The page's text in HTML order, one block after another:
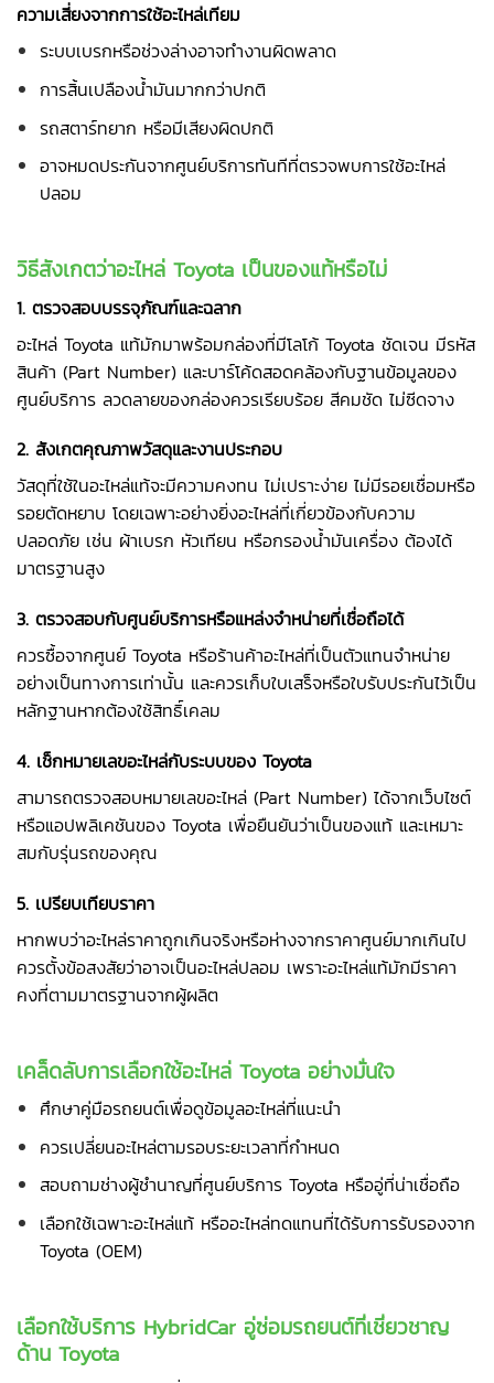
ความเสี่ยงจากการใช้อะไหล่เทียม
ระบบเบรกหรือช่วงล่างอาจทำงานผิดพลาด
การสิ้นเปลืองน้ำมันมากกว่าปกติ
รถสตาร์ทยาก หรือมีเสียงผิดปกติ
อาจหมดประกันจากศูนย์บริการทันทีที่ตรวจพบการใช้อะไหล่
ปลอม
วิธีสังเกตว่าอะไหล่ Toyota เป็นของแท้หรือไม่
1. ตรวจสอบบรรจุภัณฑ์และฉลาก
อะไหล่ Toyota แท้มักมาพร้อมกล่องที่มีโลโก้ Toyota ชัดเจน มีรหัส
สินค้า (Part Number) และบาร์โค้ดสอดคล้องกับฐานข้อมูลของ
ศูนย์บริการ ลวดลายของกล่องควรเรียบร้อย สีคมชัด ไม่ซีดจาง
2. สังเกตคุณภาพวัสดุและงานประกอบ
วัสดุที่ใช้ในอะไหล่แท้จะมีความคงทน ไม่เปราะง่าย ไม่มีรอยเชื่อมหรือ
รอยตัดหยาบ โดยเฉพาะอย่างยิ่งอะไหล่ที่เกี่ยวข้องกับความ
ปลอดภัย เช่น ผ้าเบรก หัวเทียน หรือกรองน้ำมันเครื่อง ต้องได้
มาตรฐานสูง
3. ตรวจสอบกับศูนย์บริการหรือแหล่งจำหน่ายที่เชื่อถือได้
ควรซื้อจากศูนย์ Toyota หรือร้านค้าอะไหล่ที่เป็นตัวแทนจำหน่าย
อย่างเป็นทางการเท่านั้น และควรเก็บใบเสร็จหรือใบรับประกันไว้เป็น
หลักฐานหากต้องใช้สิทธิ์เคลม
4. เช็กหมายเลขอะไหล่กับระบบของ Toyota
สามารถตรวจสอบหมายเลขอะไหล่ (Part Number) ได้จากเว็บไซต์
หรือแอปพลิเคชันของ Toyota เพื่อยืนยันว่าเป็นของแท้ และเหมาะ
สมกับรุ่นรถของคุณ
5. เปรียบเทียบราคา
หากพบว่าอะไหล่ราคาถูกเกินจริงหรือห่างจากราคาศูนย์มากเกินไป
ควรตั้งข้อสงสัยว่าอาจเป็นอะไหล่ปลอม เพราะอะไหล่แท้มักมีราคา
คงที่ตามมาตรฐานจากผู้ผลิต
เคล็ดลับการเลือกใช้อะไหล่ Toyota อย่างมั่นใจ
ศึกษาคู่มือรถยนต์เพื่อดูข้อมูลอะไหล่ที่แนะนำ
ควรเปลี่ยนอะไหล่ตามรอบระยะเวลาที่กำหนด
สอบถามช่างผู้ชำนาญที่ศูนย์บริการ Toyota หรืออู่ที่น่าเชื่อถือ
เลือกใช้เฉพาะอะไหล่แท้ หรืออะไหล่ทดแทนที่ได้รับการรับรองจาก
Toyota (OEM)
เลือกใช้บริการ HybridCar อู่ซ่อมรถยนต์ที่เชี่ยวชาญ
ด้าน Toyota